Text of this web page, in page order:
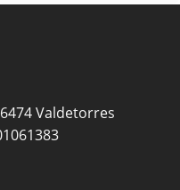
Valdetorres